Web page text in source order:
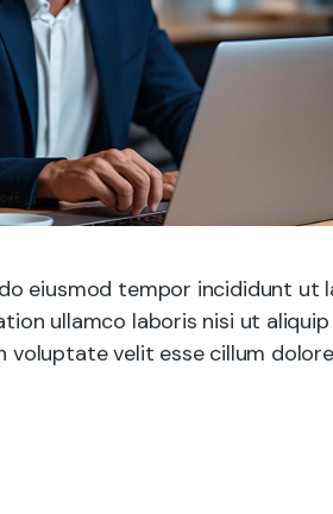
eiusmod tempor incididunt ut
ullamco laboris nisi ut aliquip
velit esse cillum